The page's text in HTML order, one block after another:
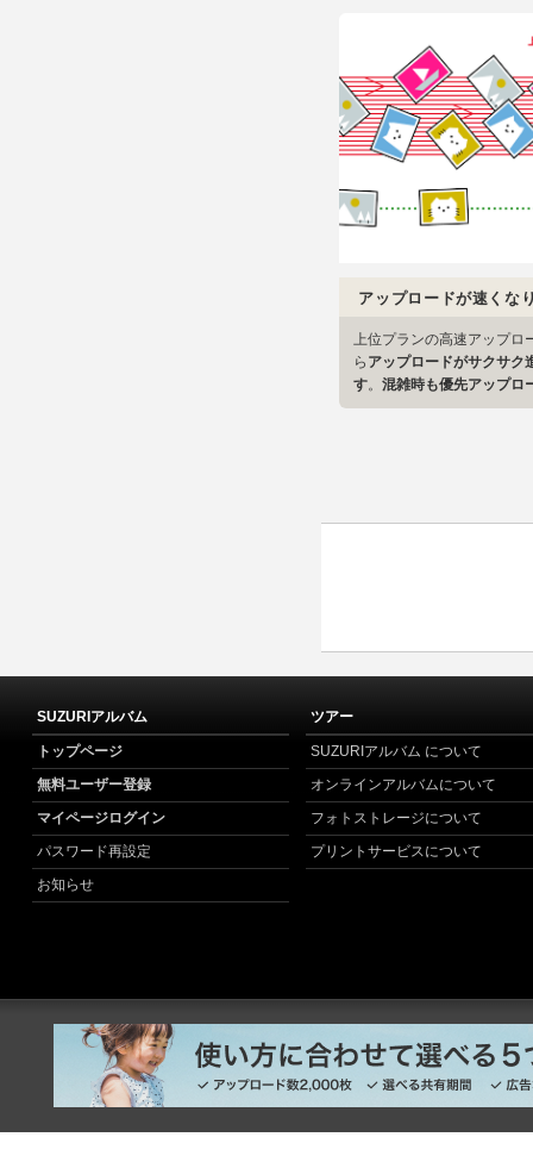
アップロードが速くな
上位プランの高速アップロ
ら アップロードがサクサク
す。 混雑時も優先アップロ
SUZURIアルバム
トップページ
無料ユーザー登録
マイページログイン
パスワード再設定
お知らせ
ツアー
SUZURIアルバム について
オンラインアルバムについて
フォトストレージについて
プリントサービスについて